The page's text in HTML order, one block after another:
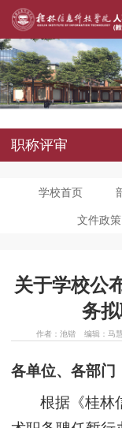
职称评审
学校首页
文件政策
关于学校公
务
作者：池锴 编辑：马
各单位、各部门
根据《桂林